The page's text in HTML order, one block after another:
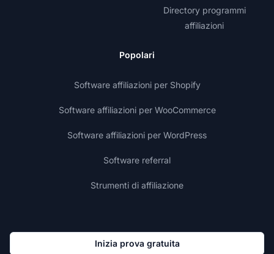
Directory programmi
affiliazioni
Popolari
Software affiliazioni per Shopify
Software affiliazioni per WooCommerce
Software affiliazioni per WordPress
Software referral
Strumenti di affiliazione
Inizia prova gratuita